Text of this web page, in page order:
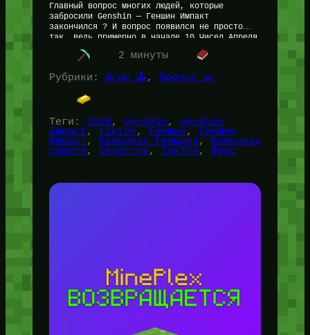
Главный вопрос многих людей, которые
забросили Genshin — Геншин Импакт
закончился ? И вопрос появился не просто
так, ведь примерно в начале 10 Чисел Апреля
2026 года ТикТок стали заполнять…
2 минуты
Рубрики:
Игры 🕹️, Прочее 🧱
Теги: 2026, Genshin, Genshin
Impact, tiktok, Геншин,
Геншин
Импакт, Концовка Геншина,
Концовка
сюжета, Селестия, ТикТок, Форс